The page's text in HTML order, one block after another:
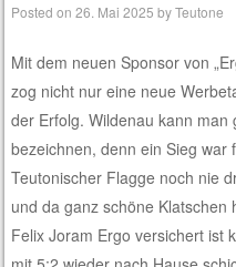
Posted on26. Mai 2025 byTeutone
Mit dem neuen Sponsor von
zog nicht nur eine neue
der Erfolg. Wildenau kann
bezeichnen, denn ein Sieg war
Teutonischer Flagge noch nie
und da ganz schöne
Felix Joram Ergo versichert ist